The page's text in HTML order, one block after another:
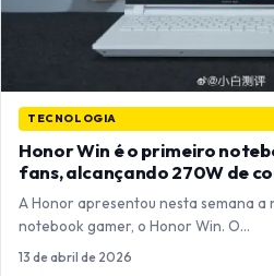
TECNOLOGIA
Honor Win é o primeiro
fans, alcançando 270W de
A Honor apresentou nesta semana a
notebook gamer, o Honor Win. O…
13 de abril de 2026